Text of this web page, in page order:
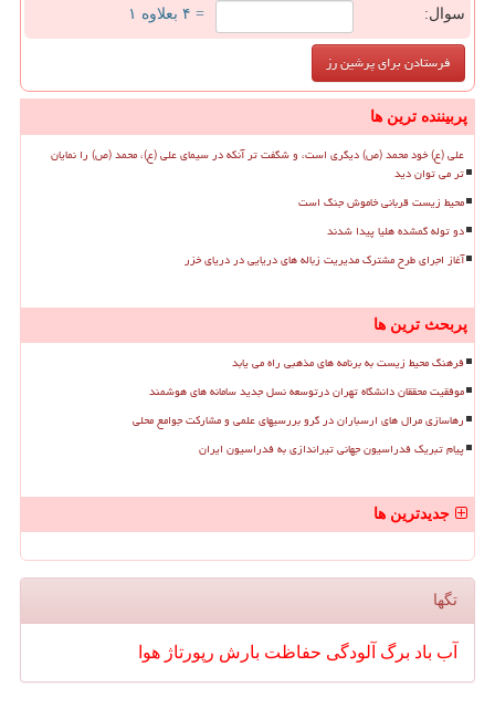
سوال: = ۴ بعلاوه ۱
پربیننده ترین ها
علی (ع) خود محمد (ص) دیگری است، و شگفت تر آنکه در سیمای علی (ع)، محمد (ص) را نمایان
تر می توان دید
محیط زیست قربانی خاموش جنگ است
دو توله گمشده هلیا پیدا شدند
آغاز اجرای طرح مشترک مدیریت زباله های دریایی در دریای خزر
پربحث ترین ها
فرهنگ محیط زیست به برنامه های مذهبی راه می یابد
موفقیت محققان دانشگاه تهران درتوسعه نسل جدید سامانه های هوشمند
رهاسازی مرال های ارسباران در گرو بررسیهای علمی و مشارکت جوامع محلی
پیام تبریک فدراسیون جهانی تیراندازی به فدراسیون ایران
جدیدترین ها
تگها
آب باد برگ آلودگی حفاظت بارش رپورتاژ هوا